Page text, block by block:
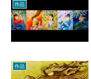
作品
作品